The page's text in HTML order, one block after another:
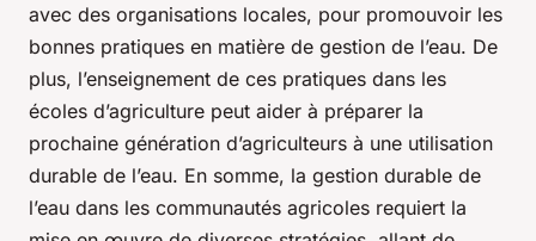
avec des organisations locales, pour promouvoir les
bonnes pratiques en matière de gestion de l’eau. De
plus, l’enseignement de ces pratiques dans les
écoles d’agriculture peut aider à préparer la
prochaine génération d’agriculteurs à une utilisation
durable de l’eau. En somme, la gestion durable de
l’eau dans les communautés agricoles requiert la